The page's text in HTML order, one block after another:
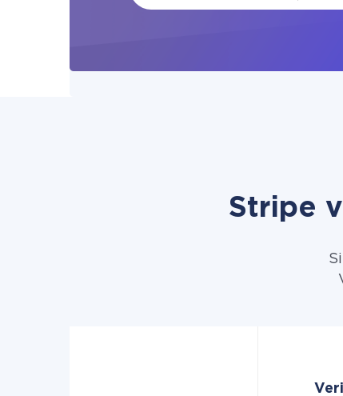
Stripe